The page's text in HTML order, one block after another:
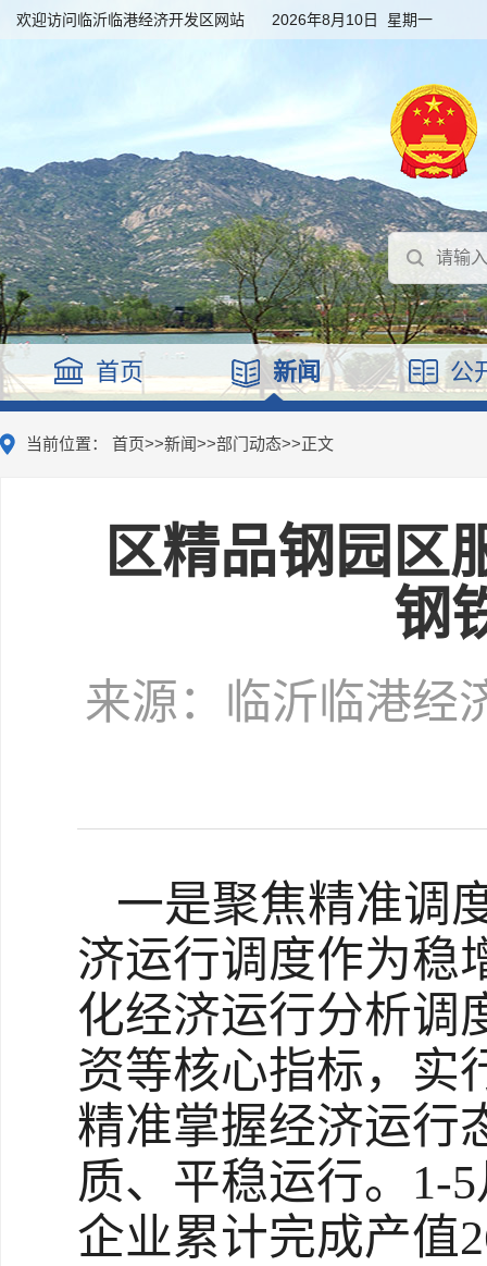
欢迎访问临沂临港经济开发区网站 2026年8月10日 星期一
首页 新闻 公
当前位置： 首页>>新闻>>部门动态>>正文
区精品钢园区
钢
来源：临沂临港经
一是聚焦精准调
济运行调度作为稳
化经济运行分析调
资等核心指标，实
精准掌握经济运行
质、平稳运行。1-
企业累计完成产值